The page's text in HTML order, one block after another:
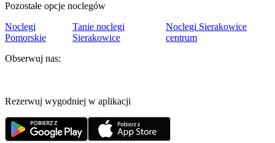
Pozostałe opcje noclegów
Noclegi
Pomorskie
Tanie noclegi
Sierakowice
Noclegi Sierakowice
centrum
Obserwuj nas:
Rezerwuj wygodniej w aplikacji